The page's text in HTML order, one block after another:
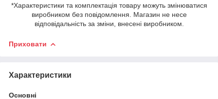
*Характеристики та комплектація товару можуть змінюватися
виробником без повідомлення. Магазин не несе
відповідальність за зміни, внесені виробником.
Приховати
Характеристики
Основні